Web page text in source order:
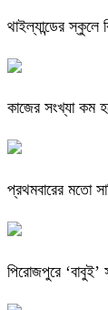
থাইল্যান্ডের
কাজের সংখ্যা কম
প্রথমবারের মতো
পিরোজপুরে ‘বাবুই’